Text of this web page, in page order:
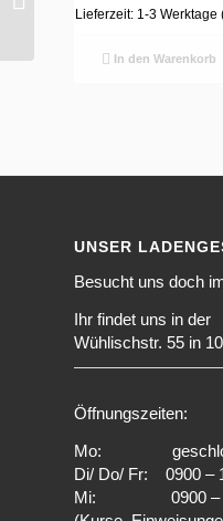
Lieferzeit: 1-3 Werktage
In den Warenkorb
UNSER
Besucht uns doch
Ihr findet uns in der
Wühlischstr. 55 in
Öffnungszeiten:
Mo:
Di/ Do/ Fr: 0900 –
Mi: 0900 – 1300
CREMADOR 250g